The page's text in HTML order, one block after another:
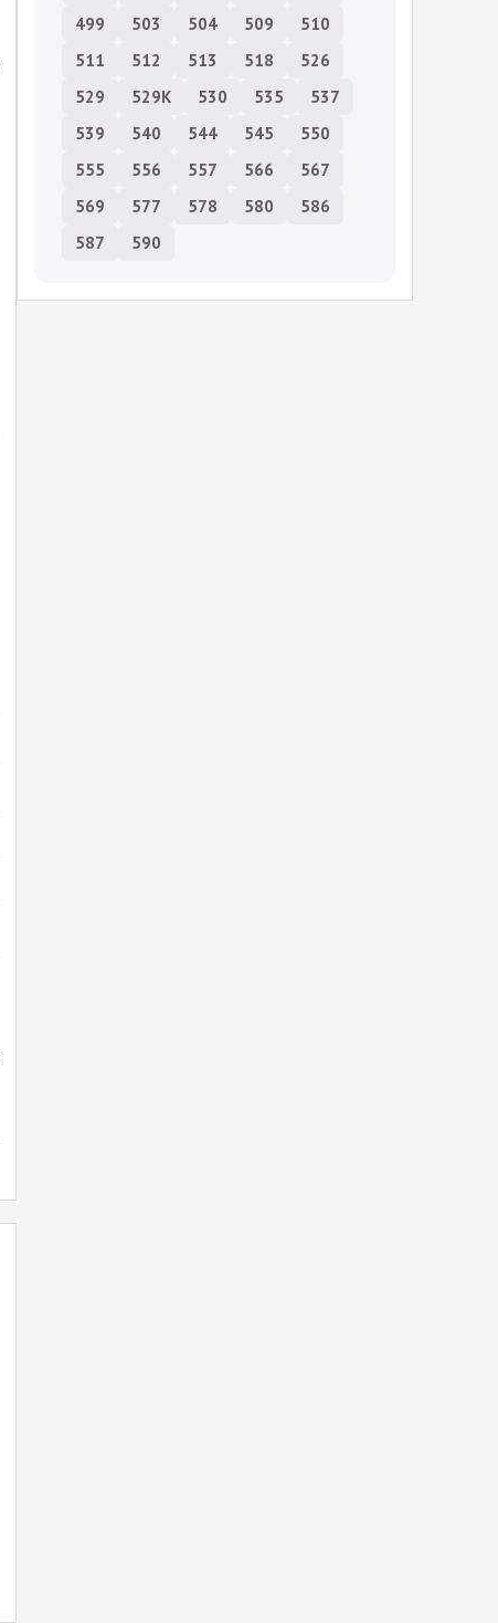
499
503 504 509
510
511
512 513 518
526
529
529К 530 535
537
539
540 544 545
550
555
556 557 566
567
569
577 578 580
586
587
590